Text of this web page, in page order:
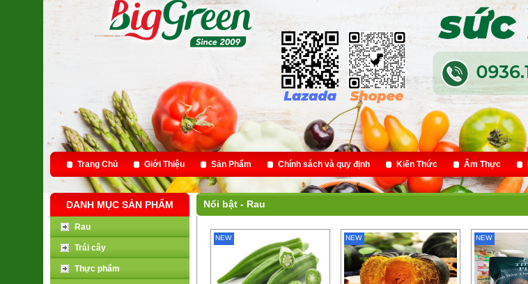
Trang Chủ Giới Thiệu Sản Phẩm Chính sách và quy định Kiến Thức Ẩm Thực
DANH MỤC SẢN PHẨM
Rau
Trái cây
Thực phẩm
Nổi bật - Rau
NEW NEW NEW